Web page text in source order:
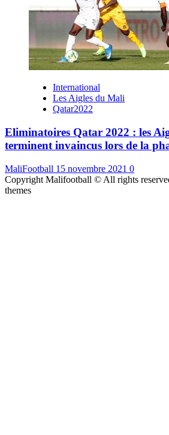
International
Les Aigles du Mali
Qatar2022
Eliminatoires Qatar 2022 : les
terminent invaincus lors de la
MaliFootball 15 novembre 2021 0
Copyright Malifootball © All rights
themes